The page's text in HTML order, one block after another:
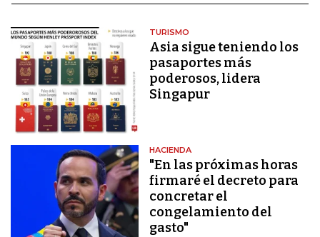
TURISMO
Asia sigue teniendo los
pasaportes más
poderosos, lidera
Singapur
HACIENDA
"En las próximas horas
firmaré el decreto para
concretar el
congelamiento del
gasto"